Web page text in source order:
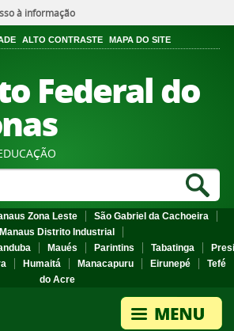
à informação
ALTO CONTRASTE MAPA DO SITE
Federal do
Zona Leste
São Gabriel da Cachoeira
Manaus Distrito Industrial
Maués Parintins Tabatinga
Humaitá Manacapuru Eirunepé
Tefé
do Acre